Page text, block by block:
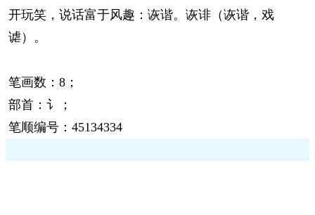
开玩笑，说话富于风趣：诙谐。诙诽（诙谐，戏
谑）。
笔画数：8；
部首：讠；
笔顺编号：45134334